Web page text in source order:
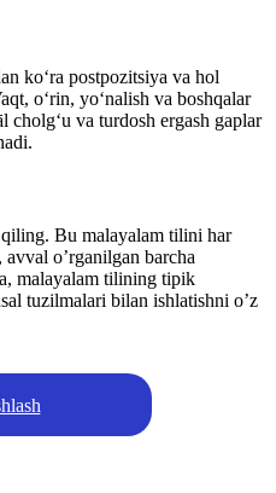
koʻra postpozitsiya va hol
o‘rin, yo‘nalish va boshqalar
cholg‘u va turdosh ergash gaplar
Bu malayalam tilini har
o’rganilgan barcha
malayalam tilining tipik
tuzilmalari bilan ishlatishni o’z